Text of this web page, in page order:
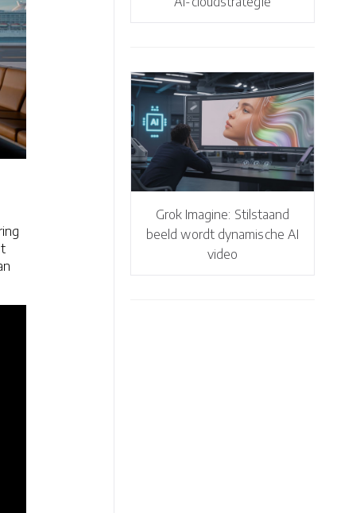
Grok Imagine: Stilstaand
beeld wordt dynamische AI
video